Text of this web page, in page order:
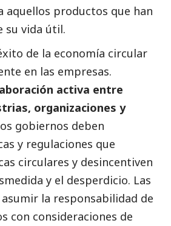
aquellos productos que han
su vida útil.
de la economía circular
en las empresas.
activa entre
organizaciones y
gobiernos deben
y regulaciones que
circulares y desincentiven
y el desperdicio. Las
la responsabilidad de
con consideraciones de